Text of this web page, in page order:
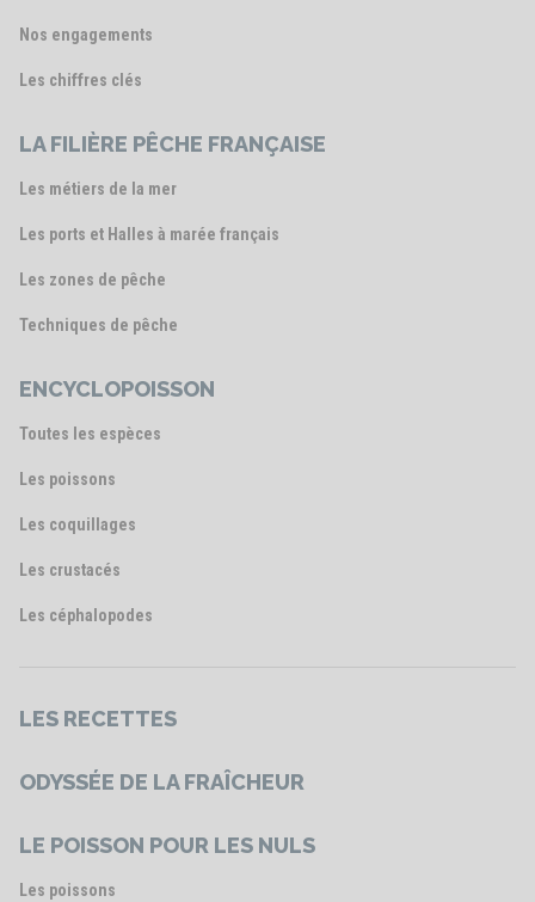
Nos engagements
Les chiffres clés
LA FILIÈRE PÊCHE FRANÇAISE
Les métiers de la mer
Les ports et Halles à marée français
Les zones de pêche
Techniques de pêche
ENCYCLOPOISSON
Toutes les espèces
Les poissons
Les coquillages
Les crustacés
Les céphalopodes
LES RECETTES
ODYSSÉE DE LA FRAÎCHEUR
LE POISSON POUR LES NULS
Les poissons